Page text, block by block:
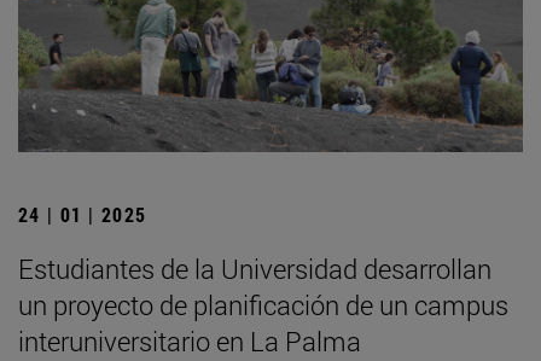
24 | 01 | 2025
Estudiantes de la Universidad desarrollan
un proyecto de planificación de un campus
interuniversitario en La Palma